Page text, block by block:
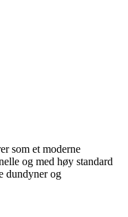
som et moderne
og med høy standard
dundyner og